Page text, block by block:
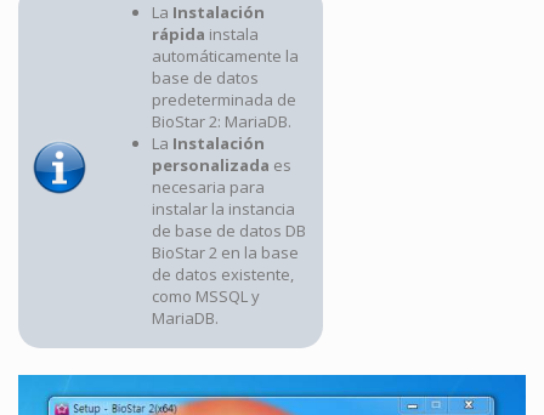
La Instalación
rápida instala
automáticamente la
base de datos
predeterminada de
BioStar 2: MariaDB.
La Instalación
personalizada es
necesaria para
instalar la instancia
de base de datos DB
BioStar 2 en la base
de datos existente,
como MSSQL y
MariaDB.